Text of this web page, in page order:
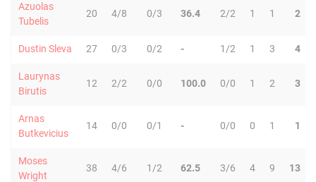
Azuolas
Tubelis
20 4/8 0/3 36.4 2/2 1 1 2
Dustin Sleva 27 0/3 0/2 - 1/2 1 3 4
Laurynas
Birutis
12 2/2 0/0 100.0 0/0 1 2 3
Arnas
Butkevicius
14 0/0 0/1 - 0/0 0 1 1
Moses
Wright
38 4/6 1/2 62.5 3/6 4 9 13